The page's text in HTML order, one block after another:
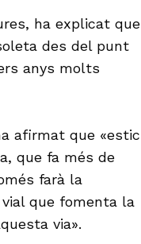
ha explicat que
des del punt
anys molts
afirmat que «estic
que fa més de
farà la
que fomenta la
via».